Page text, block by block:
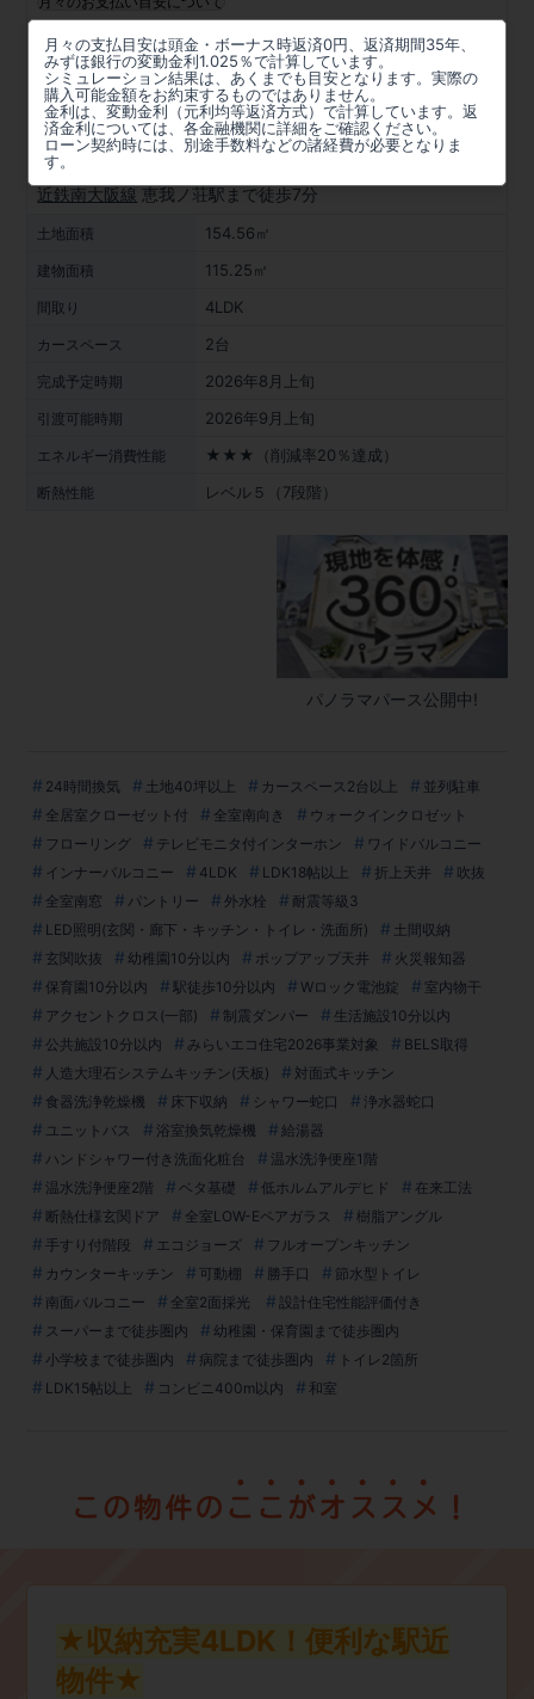
月々の支払目安は頭金・ボーナス時返済0円、返済期間35年、
みずほ銀行の変動金利1.025％で計算しています。
シミュレーション結果は、あくまでも目安となります。実際の
購入可能金額をお約束するものではありません。
金利は、変動金利（元利均等返済方式）で計算しています。返
済金利については、各金融機関に詳細をご確認ください。
ローン契約時には、別途手数料などの諸経費が必要となりま
す。
所在地
大阪府羽曳野市恵我之荘６丁目97番5(地番)
周辺マップを見る
アクセス
近鉄南大阪線 恵我ノ荘駅まで徒歩7分
土地面積 154.56㎡
建物面積 115.25㎡
間取り 4LDK
カースペース 2台
完成予定時期 2026年8月上旬
引渡可能時期 2026年9月上旬
エネルギー消費性能 ★★★（削減率20％達成）
断熱性能 レベル５（7段階）
24時間換気 土地40坪以上 カースペース2台以上
並列駐車
全居室クローゼット付
全室南向き
ウォークインクロゼット
フローリング
テレビモニタ付インターホン
ワイドバルコニー
インナーバルコニー
4LDK LDK18帖以上 折上天井
吹抜
全室南窓
パントリー 外水栓
耐震等級3
LED照明(玄関・廊下・キッチン・トイレ・洗面所)
土間収納
玄関吹抜
幼稚園10分以内 ポップアップ天井
火災報知器
保育園10分以内
駅徒歩10分以内 Wロック電池錠
室内物干
アクセントクロス(一部)
制震ダンパー
生活施設10分以内
公共施設10分以内
みらいエコ住宅2026事業対象
BELS取得
人造大理石システムキッチン(天板)
対面式キッチン
食器洗浄乾燥機
床下収納 シャワー蛇口
浄水器蛇口
ユニットバス
浴室換気乾燥機
給湯器
ハンドシャワー付き洗面化粧台
温水洗浄便座1階
温水洗浄便座2階
ベタ基礎 低ホルムアルデヒド
在来工法
断熱仕様玄関ドア
全室LOW-Eペアガラス
樹脂アングル
手すり付階段
エコジョーズ
フルオープンキッチン
カウンターキッチン
可動棚 勝手口
節水型トイレ
南面バルコニー
全室2面採光
設計住宅性能評価付き
スーパーまで徒歩圏内
幼稚園・保育園まで徒歩圏内
小学校まで徒歩圏内
病院まで徒歩圏内
トイレ2箇所
LDK15帖以上
コンビニ400m以内 和室
パノラマパース公開中!
★収納充実4LDK！便利な駅近
物件★